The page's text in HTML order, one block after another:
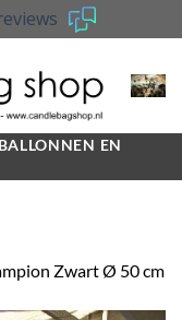
EN
Zwart Ø 50 cm